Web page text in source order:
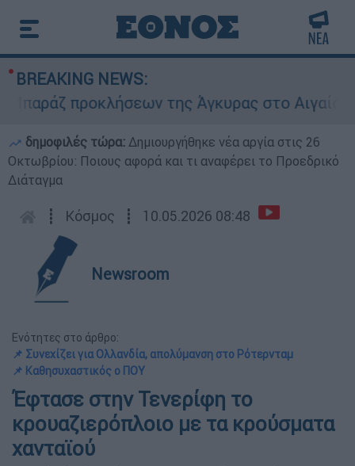
BREAKING NEWS:
προκλήσεων της Άγκυρας στο Αιγαίο:
δημοφιλές τώρα: Δημιουργήθηκε νέα αργία στις 26
Οκτωβρίου: Ποιους αφορά και τι αναφέρει το Προεδρικό
Διάταγμα
┋ Κόσμος ┋ 10.05.2026 08:48
Newsroom
Ενότητες στο άρθρο:
📌 Συνεχίζει για Ολλανδία, απολύμανση στο Ρότερνταμ
📌 Καθησυχαστικός ο ΠΟΥ
Έφτασε στην Τενερίφη το
κρουαζιερόπλοιο με τα κρούσματα
χανταϊού